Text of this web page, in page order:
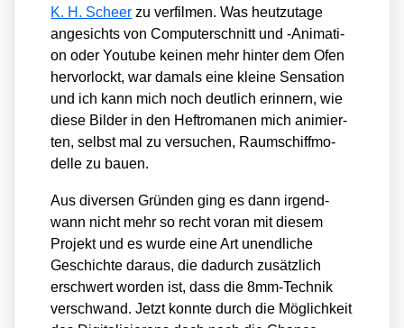
K. H. Scheer zu ver­fil­men. Was heut­zu­ta­ge
ange­sichts von Com­pu­ter­schnitt und ‑Ani­ma­ti­
on oder You­tube kei­nen mehr hin­ter dem Ofen
her­vor­lockt, war damals eine klei­ne Sen­sa­ti­on
und ich kann mich noch deut­lich erin­nern, wie
die­se Bil­der in den Heft­ro­ma­nen mich ani­mier­
ten, selbst mal zu ver­su­chen, Raum­schiff­mo­
del­le zu bau­en.
Aus diver­sen Grün­den ging es dann irgend­
wann nicht mehr so recht vor­an mit die­sem
Pro­jekt und es wur­de eine Art unend­li­che
Geschich­te dar­aus, die dadurch zusätz­lich
erschwert wor­den ist, dass die 8mm-Tech­nik
ver­schwand. Jetzt konn­te durch die Mög­lich­keit